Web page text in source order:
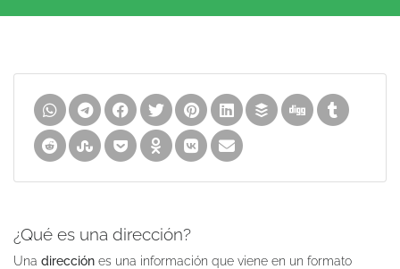
¿Qué es una dirección?
Una dirección es una información que viene en un formato